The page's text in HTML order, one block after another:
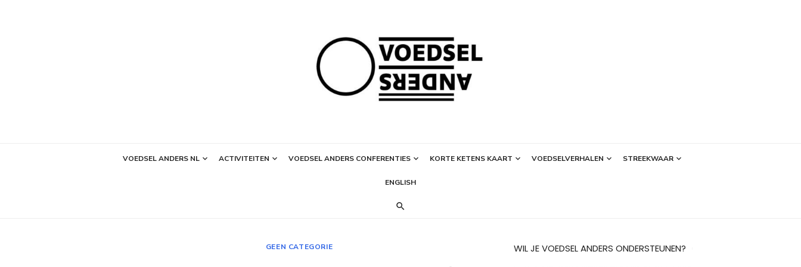
VOEDSEL ANDERS NL ACTIVITEITEN VOEDSEL ANDERS CONFERENTIES KORTE KETENS KAART VOEDSELVERHALEN STREEKWAAR
ENGLISH
GEEN CATEGORIE WIL JE VOEDSEL ANDERS ONDERSTEUNEN?